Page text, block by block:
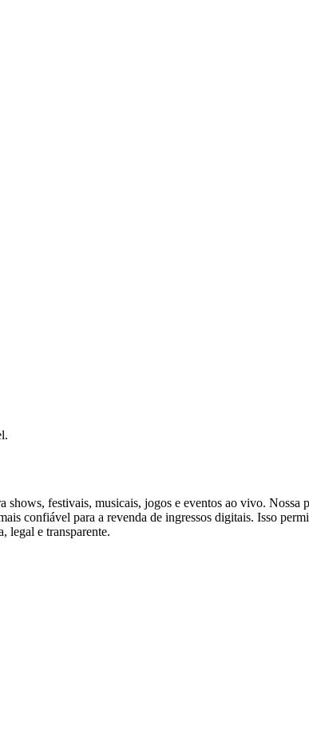
festivais, musicais, jogos e eventos ao vivo.
confiável para a revenda de ingressos digitais. Isso
legal e transparente.